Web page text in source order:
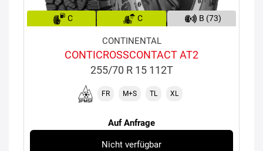
C C B (73)
CONTINENTAL
CONTICROSSCONTACT AT2
255/70 R 15 112T
FR M+S TL XL
Auf Anfrage
Nicht verfügbar